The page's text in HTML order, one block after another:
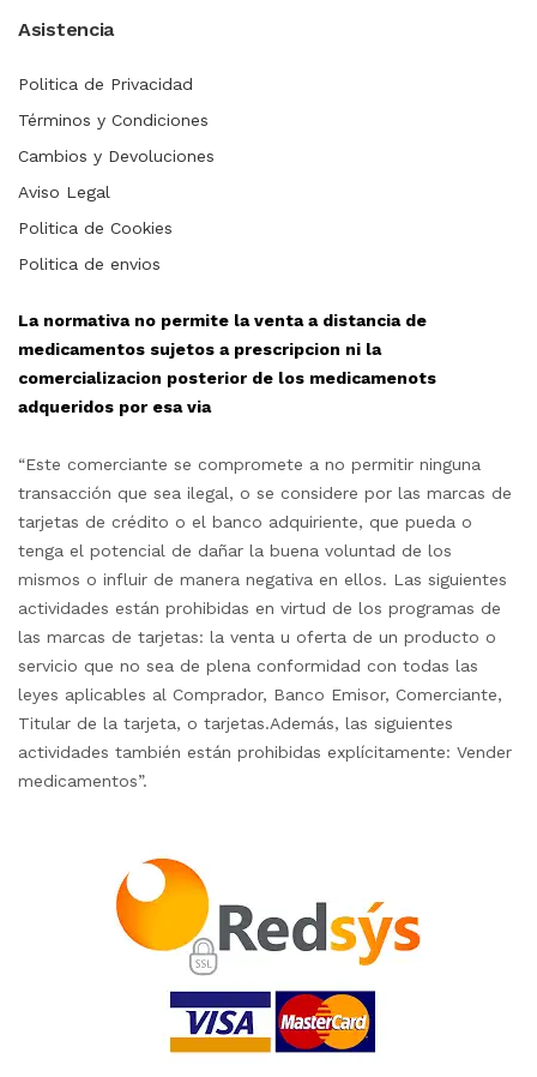
Asistencia
Politica de Privacidad
Términos y Condiciones
Cambios y Devoluciones
Aviso Legal
Politica de Cookies
Politica de envios
La normativa no permite la venta a distancia de
medicamentos sujetos a prescripcion ni la
comercializacion posterior de los medicamenots
adqueridos por esa via
“Este comerciante se compromete a no permitir ninguna
transacción que sea ilegal, o se considere por las marcas de
tarjetas de crédito o el banco adquiriente, que pueda o
tenga el potencial de dañar la buena voluntad de los
mismos o influir de manera negativa en ellos. Las siguientes
actividades están prohibidas en virtud de los programas de
las marcas de tarjetas: la venta u oferta de un producto o
servicio que no sea de plena conformidad con todas las
leyes aplicables al Comprador, Banco Emisor, Comerciante,
Titular de la tarjeta, o tarjetas.Además, las siguientes
actividades también están prohibidas explícitamente: Vender
medicamentos”.